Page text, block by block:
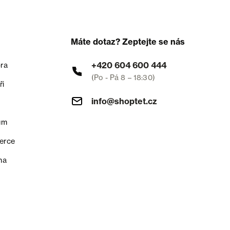
Máte dotaz? Zeptejte se nás
+420 604 600 444
(Po - Pá 8 – 18:30)
info@shoptet.cz